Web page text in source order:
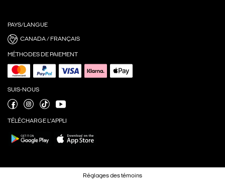
PAYS/LANGUE
CANADA / FRANÇAIS
MÉTHODES DE PAIEMENT
SUIS-NOUS
TÉLÉCHARGE L'APPLI
Réglages des témoins